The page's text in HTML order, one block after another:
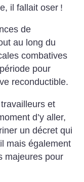
il fallait oser !
de
au long du
combatives
pour
reconductible.
et
d’y aller,
un décret qui
mais également
majeures pour